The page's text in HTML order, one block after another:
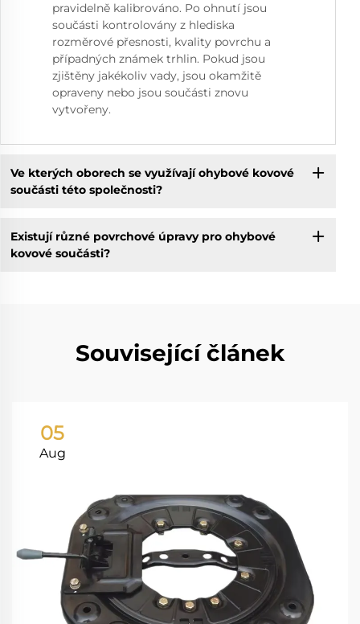
pravidelně kalibrováno. Po ohnutí jsou
součásti kontrolovány z hlediska
rozměrové přesnosti, kvality povrchu a
případných známek trhlin. Pokud jsou
zjištěny jakékoliv vady, jsou okamžitě
opraveny nebo jsou součásti znovu
vytvořeny.
Ve kterých oborech se využívají ohybové kovové
součásti této společnosti?
Existují různé povrchové úpravy pro ohybové
kovové součásti?
Související článek
05
Aug